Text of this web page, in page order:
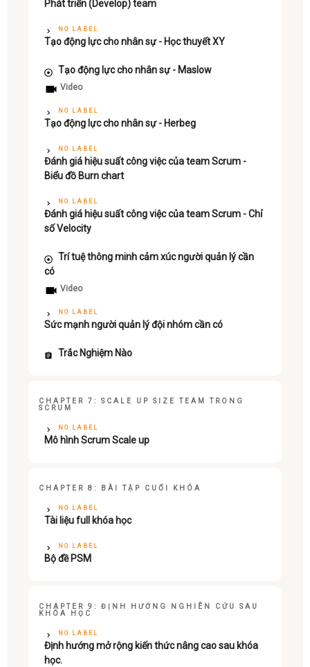
Phát triển (Develop) team
NO LABEL
Tạo động lực cho nhân sự - Học thuyết XY
Tạo động lực cho nhân sự - Maslow
Video
NO LABEL
Tạo động lực cho nhân sự - Herbeg
NO LABEL
Đánh giá hiệu suất công việc của team Scrum -
Biểu đồ Burn chart
NO LABEL
Đánh giá hiệu suất công việc của team Scrum - Chỉ
số Velocity
Trí tuệ thông minh cảm xúc người quản lý cần
có
Video
NO LABEL
Sức mạnh người quản lý đội nhóm cần có
Trắc Nghiệm Nào
CHAPTER 7: SCALE UP SIZE TEAM TRONG
SCRUM
NO LABEL
Mô hình Scrum Scale up
CHAPTER 8: BÀI TẬP CUỐI KHÓA
NO LABEL
Tài liệu full khóa học
NO LABEL
Bộ đề PSM
CHAPTER 9: ĐỊNH HƯỚNG NGHIÊN CỨU SAU
KHÓA HỌC
NO LABEL
Định hướng mở rộng kiến thức nâng cao sau khóa
học.